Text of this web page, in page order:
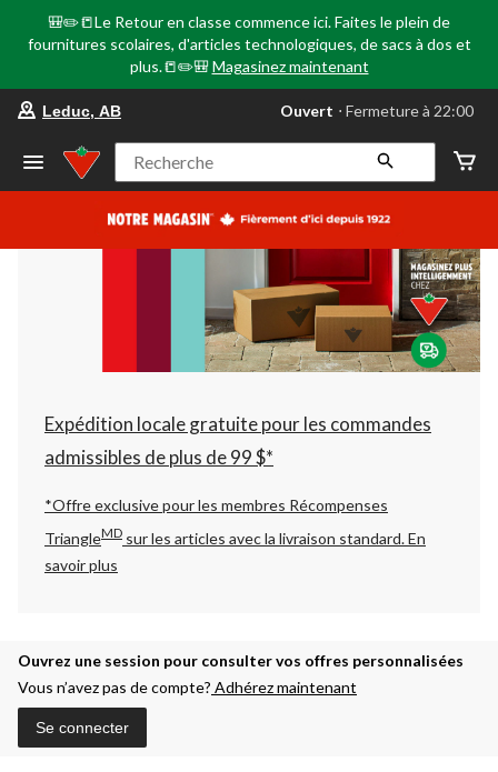
🎒✏️📒Le Retour en classe commence ici. Faites le plein de
fournitures scolaires, d'articles technologiques, de sacs à dos et
plus.📒✏️🎒 Magasinez maintenant
votre
préféré
Leduc,
AB,
courament
Fermeture
à
22:00
cliquer
pour
changer
Leduc, AB Ouvert ⋅ Fermeture à 22:00
Recherche
Expédition locale gratuite pour les commandes
admissibles de plus de 99 $*
*Offre exclusive pour les membres Récompenses
TriangleMD sur les articles avec la livraison standard.En
savoir plus
Ouvrez une session pour consulter vos offres personnalisées
Vous n’avez pas de compte? Adhérez maintenant
Se connecter